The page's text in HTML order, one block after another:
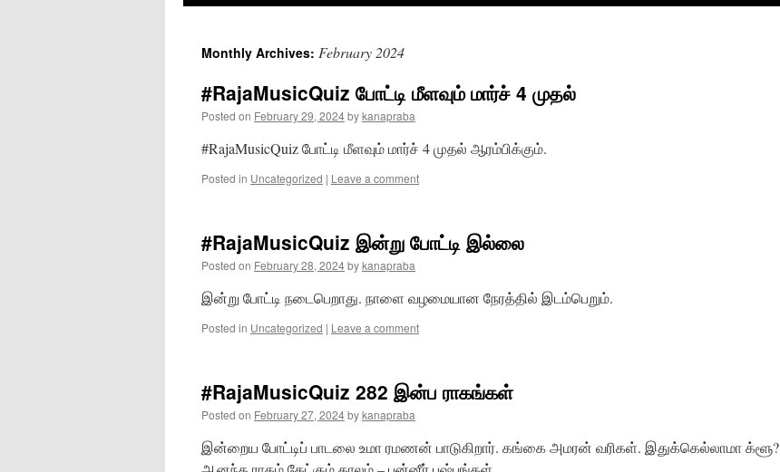
content
Monthly Archives: February 2024
#RajaMusicQuiz போட்டி மீளவும் மார்ச் 4 முதல்
Posted on February 29, 2024bykanapraba
#RajaMusicQuiz போட்டி மீளவும் மார்ச் 4 முதல் ஆரம்பிக்கும்.
Posted in Uncategorized | Leave a comment
#RajaMusicQuiz இன்று போட்டி இல்லை
Posted on February 28, 2024bykanapraba
இன்று போட்டி நடைபெறாது. நாளை வழமையான நேரத்தில் இடம்பெறும்.
Posted in Uncategorized | Leave a comment
#RajaMusicQuiz 282 இன்ப ராகங்கள்
Posted on February 27, 2024bykanapraba
இன்றைய போட்டிப் பாடலை உமா ரமணன் பாடுகிறார். கங்கை அமரன் வரிகள். இதுக்கெல்லாமா க்ளூ?